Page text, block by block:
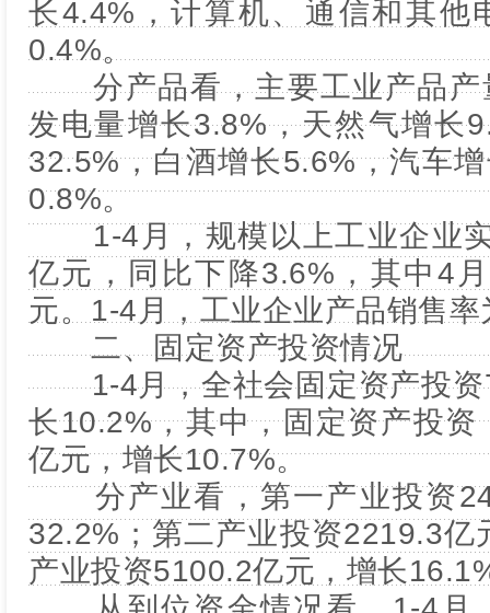
长4.4%，计算机、通信和其他
0.4%。
分产品看，主要工业产品产
发电量增长3.8%，天然气增长
32.5%，白酒增长5.6%，汽车
0.8%。
1-4月，规模以上工业企业实
亿元，同比下降3.6%，其中4
元。1-4月，工业企业产品销售
二、固定资产投资情况
1-4月，全社会固定资产投资
长10.2%，其中，固定资产投
亿元，增长10.7%。
分产业看，第一产业投资
32.2%；第二产业投资2219.3亿
产业投资5100.2亿元，增长